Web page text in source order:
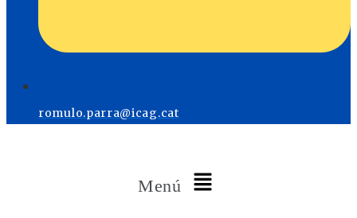
romulo.parra@icag.cat
Menú